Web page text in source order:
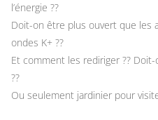
l’énergie ??
Doit-on être plus ouvert que les
ondes K+ ??
Et comment les rediriger ??
??
Ou seulement jardinier pour